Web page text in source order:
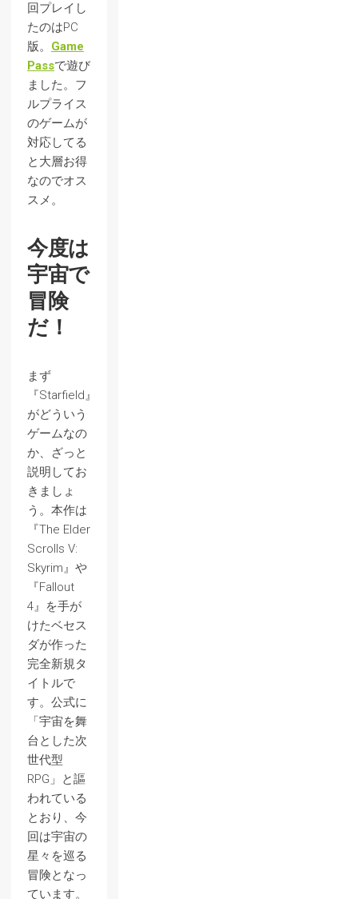
回プレイし
たのはPC
版。 Game
Passで遊び
ました。フ
ルプライス
のゲームが
対応してる
と大層お得
なのでオス
スメ。
今度は
宇宙で
冒険
だ！
まず
『Starfield』
がどういう
ゲームなの
か、ざっと
説明してお
きましょ
う。本作は
『The Elder
Scrolls V:
Skyrim』や
『Fallout
4』を手が
けたベセス
ダが作った
完全新規タ
イトルで
す。公式に
「宇宙を舞
台とした次
世代型
RPG」と謳
われている
とおり、今
回は宇宙の
星々を巡る
冒険となっ
ています。